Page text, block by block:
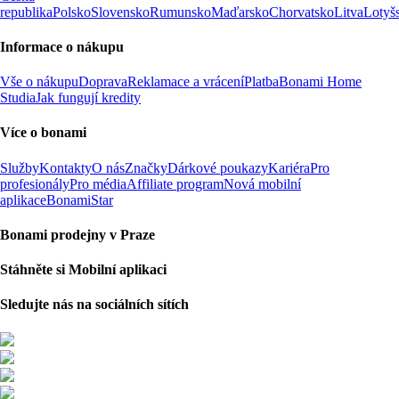
republikaPolskoSlovenskoRumunskoMaďarskoChorvatskoLitva
Informace o nákupu
Vše o nákupuDopravaReklamace a vráceníPlatbaBonami Home
StudiaJak fungují kredity
Více o bonami
SlužbyKontaktyO násZnačkyDárkové poukazyKariéraPro
profesionályPro médiaAffiliate programNová mobilní
aplikaceBonamiStar
Bonami prodejny v Praze
Stáhněte si Mobilní aplikaci
Sledujte nás na sociálních sítích